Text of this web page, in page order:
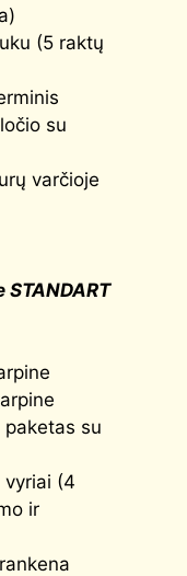
(5 raktų
su
varčioje
su
vyriai (4
ir